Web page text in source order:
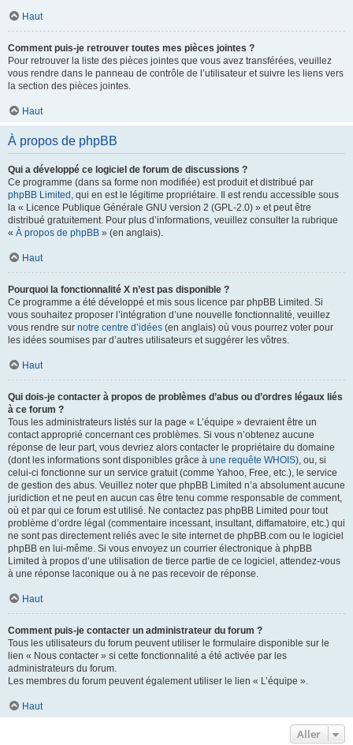
Haut
Comment puis-je retrouver toutes mes pièces jointes ?
Pour retrouver la liste des pièces jointes que vous avez transférées, veuillez
vous rendre dans le panneau de contrôle de l’utilisateur et suivre les liens vers
la section des pièces jointes.
Haut
À propos de phpBB
Qui a développé ce logiciel de forum de discussions ?
Ce programme (dans sa forme non modifiée) est produit et distribué par
phpBB Limited , qui en est le légitime propriétaire. Il est rendu accessible sous
la « Licence Publique Générale GNU version 2 (GPL-2.0) » et peut être
distribué gratuitement. Pour plus d’informations, veuillez consulter la rubrique
« À propos de phpBB » (en anglais).
Haut
Pourquoi la fonctionnalité X n’est pas disponible ?
Ce programme a été développé et mis sous licence par phpBB Limited. Si
vous souhaitez proposer l’intégration d’une nouvelle fonctionnalité, veuillez
vous rendre sur notre centre d’idées (en anglais) où vous pourrez voter pour
les idées soumises par d’autres utilisateurs et suggérer les vôtres.
Haut
Qui dois-je contacter à propos de problèmes d’abus ou d’ordres légaux liés
à ce forum ?
Tous les administrateurs listés sur la page « L’équipe » devraient être un
contact approprié concernant ces problèmes. Si vous n’obtenez aucune
réponse de leur part, vous devriez alors contacter le propriétaire du domaine
(dont les informations sont disponibles grâce à une requête WHOIS), ou, si
celui-ci fonctionne sur un service gratuit (comme Yahoo, Free, etc.), le service
de gestion des abus. Veuillez noter que phpBB Limited n’a absolument aucune
juridiction et ne peut en aucun cas être tenu comme responsable de comment,
où et par qui ce forum est utilisé. Ne contactez pas phpBB Limited pour tout
problème d’ordre légal (commentaire incessant, insultant, diffamatoire, etc.) qui
ne sont pas directement reliés avec le site internet de phpBB.com ou le logiciel
phpBB en lui-même. Si vous envoyez un courrier électronique à phpBB
Limited à propos d’une utilisation de tierce partie de ce logiciel, attendez-vous
à une réponse laconique ou à ne pas recevoir de réponse.
Haut
Comment puis-je contacter un administrateur du forum ?
Tous les utilisateurs du forum peuvent utiliser le formulaire disponible sur le
lien « Nous contacter » si cette fonctionnalité a été activée par les
administrateurs du forum.
Les membres du forum peuvent également utiliser le lien « L’équipe ».
Haut
Aller